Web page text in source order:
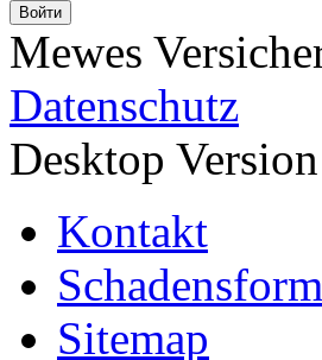
Mewes
Datenschutz
Desktop
Kontakt
Sitemap